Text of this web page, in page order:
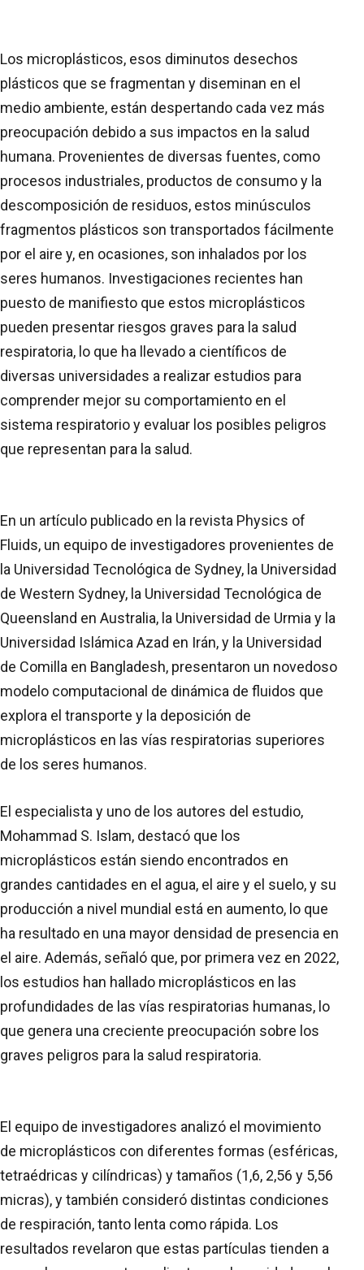
Los microplásticos, esos diminutos desechos
plásticos que se fragmentan y diseminan en el
medio ambiente, están despertando cada vez más
preocupación debido a sus impactos en la salud
humana. Provenientes de diversas fuentes, como
procesos industriales, productos de consumo y la
descomposición de residuos, estos minúsculos
fragmentos plásticos son transportados fácilmente
por el aire y, en ocasiones, son inhalados por los
seres humanos. Investigaciones recientes han
puesto de manifiesto que estos microplásticos
pueden presentar riesgos graves para la salud
respiratoria, lo que ha llevado a científicos de
diversas universidades a realizar estudios para
comprender mejor su comportamiento en el
sistema respiratorio y evaluar los posibles peligros
que representan para la salud.
En un artículo publicado en la revista Physics of
Fluids, un equipo de investigadores provenientes de
la Universidad Tecnológica de Sydney, la Universidad
de Western Sydney, la Universidad Tecnológica de
Queensland en Australia, la Universidad de Urmia y la
Universidad Islámica Azad en Irán, y la Universidad
de Comilla en Bangladesh, presentaron un novedoso
modelo computacional de dinámica de fluidos que
explora el transporte y la deposición de
microplásticos en las vías respiratorias superiores
de los seres humanos.
El especialista y uno de los autores del estudio,
Mohammad S. Islam, destacó que los
microplásticos están siendo encontrados en
grandes cantidades en el agua, el aire y el suelo, y su
producción a nivel mundial está en aumento, lo que
ha resultado en una mayor densidad de presencia en
el aire. Además, señaló que, por primera vez en 2022,
los estudios han hallado microplásticos en las
profundidades de las vías respiratorias humanas, lo
que genera una creciente preocupación sobre los
graves peligros para la salud respiratoria.
El equipo de investigadores analizó el movimiento
de microplásticos con diferentes formas (esféricas,
tetraédricas y cilíndricas) y tamaños (1,6, 2,56 y 5,56
micras), y también consideró distintas condiciones
de respiración, tanto lenta como rápida. Los
resultados revelaron que estas partículas tienden a